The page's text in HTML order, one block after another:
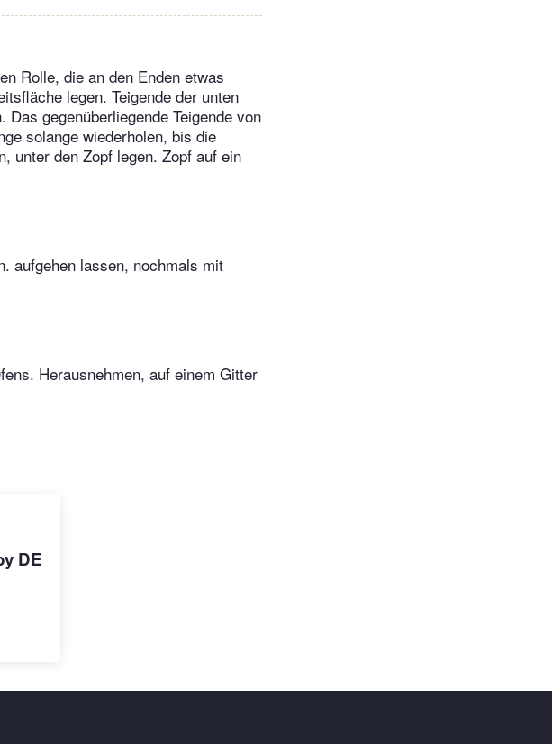
Rolle, die an den Enden etwas
legen. Teigende der unten
gegenüberliegende Teigende von
solange wiederholen, bis die
unter den Zopf legen. Zopf auf ein
aufgehen lassen, nochmals mit
Herausnehmen, auf einem Gitter
DE